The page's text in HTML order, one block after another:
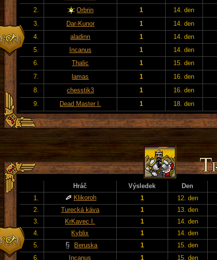
2.
Orbrin 1
14. den
3.
Dar-Kunor 1
14. den
4.
aladinn 1
14. den
5.
Incanus 1
14. den
6.
Thalic 1
15. den
7.
lamas 1
16. den
8.
chesstik3 1
16. den
9.
Dead Master l. 1 18. den
Hráč Výsledek
Den
1.
Klikoroh 1
12. den
2.
Turecká káva 1
13. den
3.
KrKavec I. 1
14. den
4.
Kyblix 1
14. den
5.
Beruska 1
15. den
6.
Incanus 1
15. den